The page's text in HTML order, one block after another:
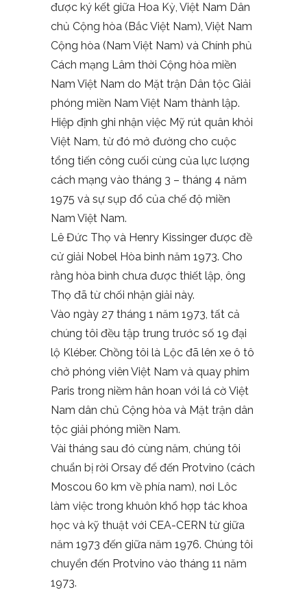
được ký kết giữa Hoa Kỳ, Việt Nam Dân
chủ Cộng hòa (Bắc Việt Nam), Việt Nam
Cộng hòa (Nam Việt Nam) và Chính phủ
Cách mạng Lâm thời Cộng hòa miền
Nam Việt Nam do Mặt trận Dân tộc Giải
phóng miền Nam Việt Nam thành lập.
Hiệp định ghi nhận việc Mỹ rút quân khỏi
Việt Nam, từ đó mở đường cho cuộc
tổng tiến công cuối cùng của lực lượng
cách mạng vào tháng 3 – tháng 4 năm
1975 và sự sụp đổ của chế độ miền
Nam Việt Nam.
Lê Đức Thọ và Henry Kissinger được đề
cử giải Nobel Hòa bình năm 1973. Cho
rằng hòa bình chưa được thiết lập, ông
Thọ đã từ chối nhận giải này.
Vào ngày 27 tháng 1 năm 1973, tất cả
chúng tôi đều tập trung trước số 19 đại
lộ Kléber. Chồng tôi là Lộc đã lên xe ô tô
chở phóng viên Việt Nam và quay phim
Paris trong niềm hân hoan với lá cờ Việt
Nam dân chủ Cộng hòa và Mặt trận dân
tộc giải phóng miền Nam.
Vài tháng sau đó cùng năm, chúng tôi
chuẩn bị rời Orsay để đến Protvino (cách
Moscou 60 km về phía nam), nơi Lôc
làm việc trong khuôn khổ hợp tác khoa
học và kỹ thuật với CEA-CERN từ giữa
năm 1973 đến giữa năm 1976. Chúng tôi
chuyển đến Protvino vào tháng 11 năm
1973.